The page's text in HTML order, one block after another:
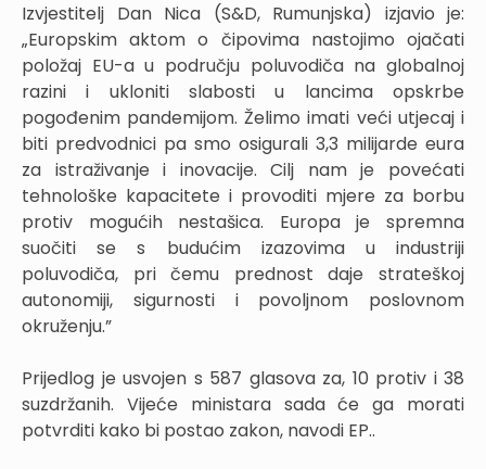
Izvjestitelj Dan Nica (S&D, Rumunjska) izjavio je:
„Europskim aktom o čipovima nastojimo ojačati
položaj EU-a u području poluvodiča na globalnoj
razini i ukloniti slabosti u lancima opskrbe
pogođenim pandemijom. Želimo imati veći utjecaj i
biti predvodnici pa smo osigurali 3,3 milijarde eura
za istraživanje i inovacije. Cilj nam je povećati
tehnološke kapacitete i provoditi mjere za borbu
protiv mogućih nestašica. Europa je spremna
suočiti se s budućim izazovima u industriji
poluvodiča, pri čemu prednost daje strateškoj
autonomiji, sigurnosti i povoljnom poslovnom
okruženju.”
Prijedlog je usvojen s 587 glasova za, 10 protiv i 38
suzdržanih. Vijeće ministara sada će ga morati
potvrditi kako bi postao zakon, navodi EP..